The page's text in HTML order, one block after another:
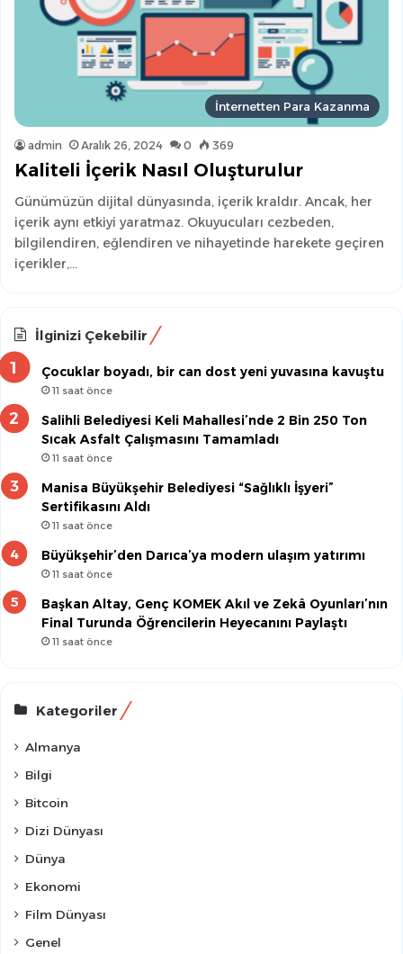
İnternetten Para Kazanma
admin Aralık 26, 2024 0 369
Kaliteli İçerik Nasıl Oluşturulur
Günümüzün dijital dünyasında, içerik kraldır. Ancak, her
içerik aynı etkiyi yaratmaz. Okuyucuları cezbeden,
bilgilendiren, eğlendiren ve nihayetinde harekete geçiren
içerikler,…
İlginizi Çekebilir
Çocuklar boyadı, bir can dost yeni yuvasına kavuştu
11 saat önce
Salihli Belediyesi Keli Mahallesi’nde 2 Bin 250 Ton
Sıcak Asfalt Çalışmasını Tamamladı
11 saat önce
Manisa Büyükşehir Belediyesi “Sağlıklı İşyeri”
Sertifikasını Aldı
11 saat önce
Büyükşehir’den Darıca’ya modern ulaşım yatırımı
11 saat önce
Başkan Altay, Genç KOMEK Akıl ve Zekâ Oyunları’nın
Final Turunda Öğrencilerin Heyecanını Paylaştı
11 saat önce
Kategoriler
Almanya
Bilgi
Bitcoin
Dizi Dünyası
Dünya
Ekonomi
Film Dünyası
Genel